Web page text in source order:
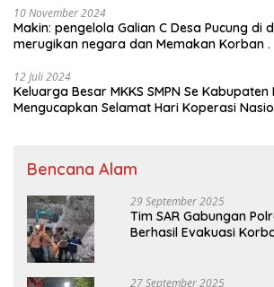
10 November 2024
Makin: pengelola Galian C Desa Pucung di
merugikan negara dan Memakan Korban .
12 Juli 2024
Keluarga Besar MKKS SMPN Se Kabupaten
Mengucapkan Selamat Hari Koperasi Nasional Ke 77 Tahun
Bencana Alam
29 September 2025
Tim SAR Gabungan
Berhasil Evakuasi
27 September 2025